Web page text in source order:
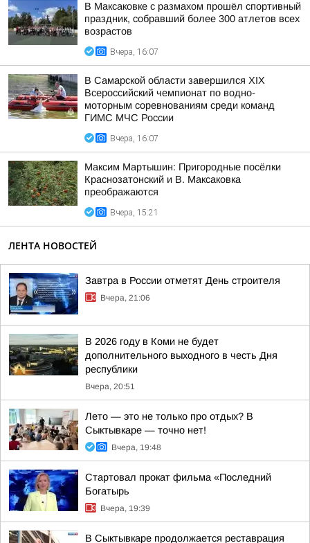
В Максаковке с размахом прошёл спортивный
праздник, собравший более 300 атлетов всех
возрастов
Вчера, 16:07
В Самарской области завершился XIХ
Всероссийский чемпионат по водно-
моторным соревнованиям среди команд
ГИМС МЧС России
Вчера, 16:07
Максим Мартышин: Пригородные посёлки
Краснозатонский и В. Максаковка
преображаются
Вчера, 15:21
ЛЕНТА НОВОСТЕЙ
Завтра в России отметят День строителя
Вчера, 21:06
В 2026 году в Коми не будет
дополнительного выходного в честь Дня
республики
Вчера, 20:51
Лето — это не только про отдых? В
Сыктывкаре — точно нет!
Вчера, 19:48
Стартовал прокат фильма «Последний
Богатырь
Вчера, 19:39
В Сыктывкаре продолжается реставрация